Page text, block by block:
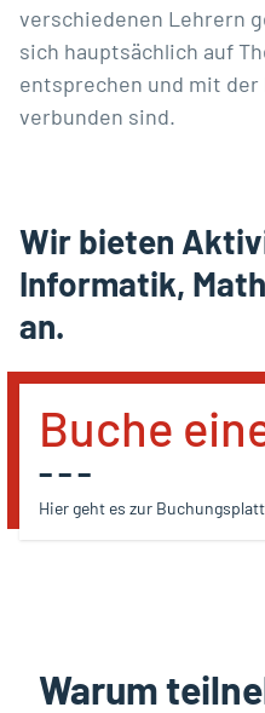
verschiedenen Lehrern
sich hauptsächlich auf
entsprechen und mit
verbunden sind.
Wir bieten
Informatik,
an.
Buche
– – –
Hier geht es zur
Warum